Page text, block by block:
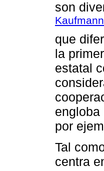
son
que
la
estatal
por
Tal
centra